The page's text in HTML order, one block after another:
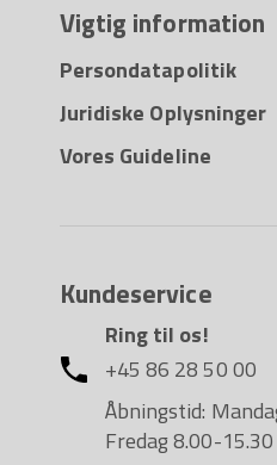
Vigtig information
Persondatapolitik
Juridiske Oplysninger
Vores Guideline
Kundeservice
Ring til os!
+45 86 28 50 00
Åbningstid:
Fredag 8.00-15.30